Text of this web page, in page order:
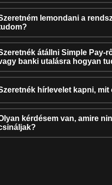
lemondani a
átállni Simple Pay-
banki utalásra hogyan
hírlevelet kapni, mit
kérdésem van, amire